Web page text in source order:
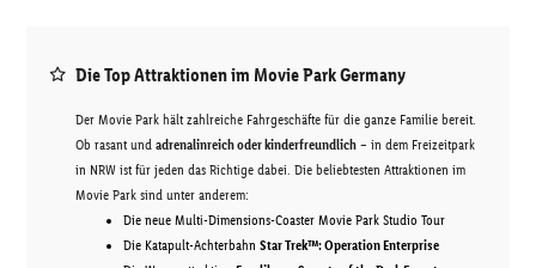
Die Top Attraktionen im Movie Park Germany
Der Movie Park hält zahlreiche Fahrgeschäfte für die ganze Familie bereit.
Ob rasant und adrenalinreich oder kinderfreundlich – in dem Freizeitpark
in NRW ist für jeden das Richtige dabei. Die beliebtesten Attraktionen im
Movie Park sind unter anderem:
Die neue Multi-Dimensions-Coaster Movie Park Studio Tour
Die Katapult-Achterbahn Star Trek™: Operation Enterprise